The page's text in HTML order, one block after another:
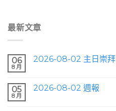
最新文章
06
8 月
2026-08-02 主日崇拜
05
8 月
2026-08-02 週報